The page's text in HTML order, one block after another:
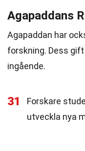
Agapaddans
Agapaddan har
forskning. Dess
ingående.
31
Forskare
utveckla nya